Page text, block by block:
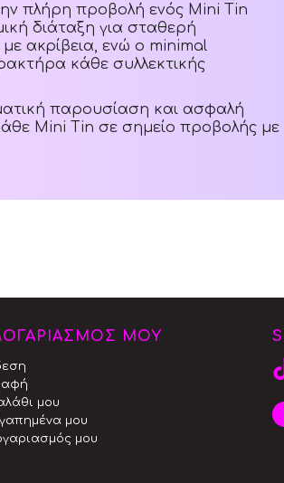
πλήρη προβολή ενός Mini Tin
διάταξη για σταθερή
ακρίβεια, ενώ ο minimal
κάθε συλλεκτικής
παρουσίαση και ασφαλή
Mini Tin σε σημείο προβολής με
ΜΟΥ
μου
μου
μου